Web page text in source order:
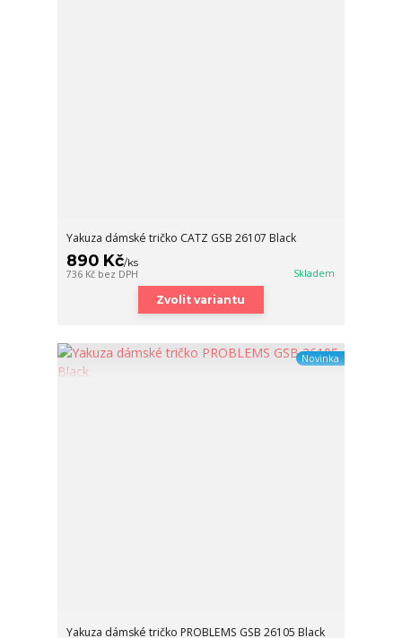
Yakuza dámské tričko CATZ GSB 26107 Black
890 Kč/ks
736 Kč bez DPH Skladem
Zvolit variantu
Novinka
Yakuza dámské tričko PROBLEMS GSB 26105 Black